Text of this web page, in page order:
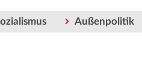
Außenpolitik